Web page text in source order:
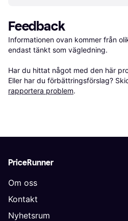
Feedback
Informationen ovan kommer från
endast tänkt som vägledning.
Har du hittat något med den här
Eller har du förbättringsförslag?
rapportera problem.
PriceRunner
Om oss
Kontakt
Nyhetsrum